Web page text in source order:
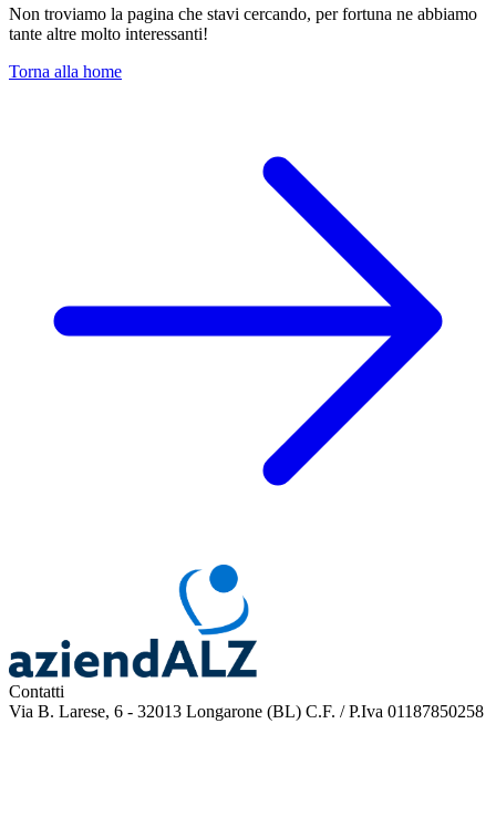
Non troviamo la pagina che stavi cercando, per fortuna ne abbiamo
tante altre molto interessanti!
Torna alla home
Contatti
Via B. Larese, 6 - 32013 Longarone (BL) C.F. / P.Iva 01187850258